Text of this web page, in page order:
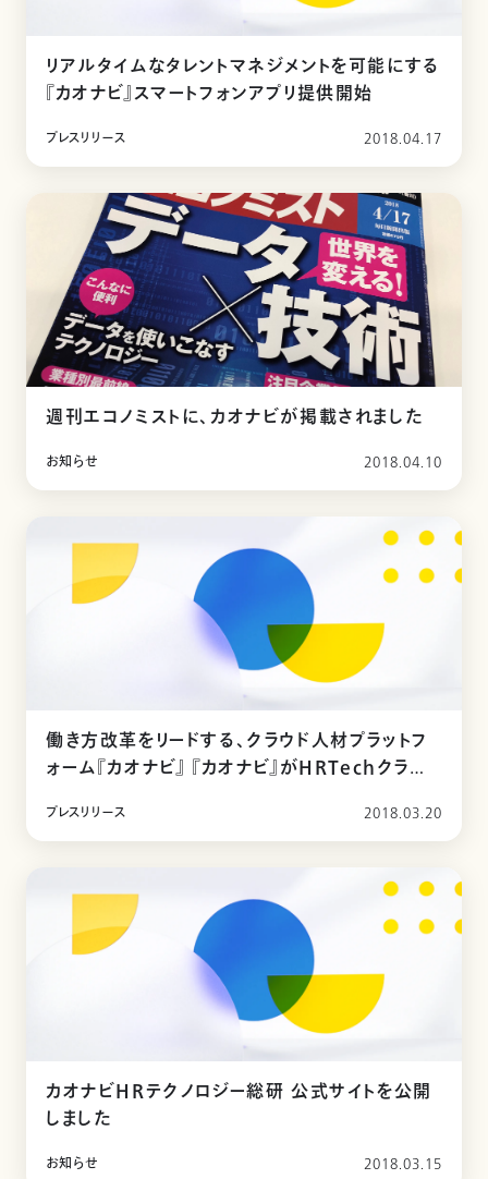
リアルタイムなタレントマネジメントを可能にする
『カオナビ』スマートフォンアプリ提供開始
プレスリリース 2018.04.17
週刊エコノミストに、カオナビが掲載されました
お知らせ 2018.04.10
働き方改革をリードする、クラウド人材プラットフ
ォーム『カオナビ』 『カオナビ』がHRTechクラウド
アNo.1を獲得
プレスリリース 2018.03.20
カオナビHRテクノロジー総研 公式サイトを公開
しました
お知らせ 2018.03.15